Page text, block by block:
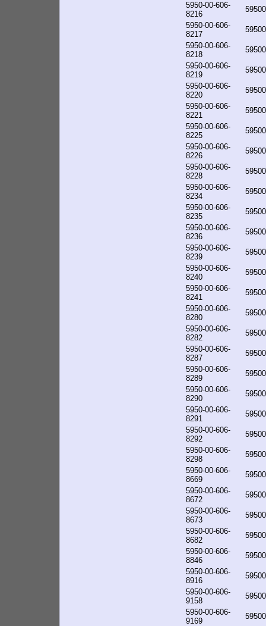
5950-00-606-
8216
5950-00-606-
8217
5950-00-606-
8218
5950-00-606-
8219
5950-00-606-
8220
5950-00-606-
8221
5950-00-606-
8225
5950-00-606-
8226
5950-00-606-
8228
5950-00-606-
8234
5950-00-606-
8235
5950-00-606-
8236
5950-00-606-
8239
5950-00-606-
8240
5950-00-606-
8241
5950-00-606-
8280
5950-00-606-
8282
5950-00-606-
8287
5950-00-606-
8289
5950-00-606-
8290
5950-00-606-
8291
5950-00-606-
8292
5950-00-606-
8298
5950-00-606-
8669
5950-00-606-
8672
5950-00-606-
8673
5950-00-606-
8682
5950-00-606-
8846
5950-00-606-
8916
5950-00-606-
9158
5950-00-606-
9169